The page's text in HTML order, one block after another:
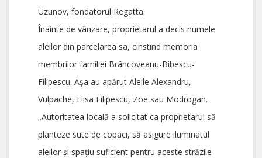
Uzunov, fondatorul Regatta.
Înainte de vânzare, proprietarul a decis numele
aleilor din parcelarea sa, cinstind memoria
membrilor familiei Brâncoveanu-Bibescu-
Filipescu. Așa au apărut Aleile Alexandru,
Vulpache, Elisa Filipescu, Zoe sau Modrogan.
„Autoritatea locală a solicitat ca proprietarul să
planteze sute de copaci, să asigure iluminatul
aleilor și spațiu suficient pentru aceste străzile